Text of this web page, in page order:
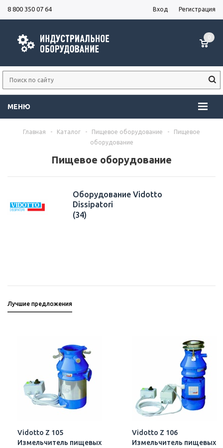
8 800 350 07 64 Вход Регистрация
МЕНЮ
0
Главная - Каталог - Пищевое оборудование -
Пищевое
оборудование
Пищевое оборудование
Оборудование Vidotto
Dissipatori
(34)
Лучшие предложения
Vidotto Z 105
Измельчитель пищевых
Vidotto Z 106
Измельчитель пищевых